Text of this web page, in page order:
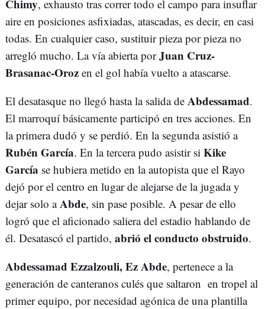
Chimy, exhausto tras correr todo el campo para insuflar
aire en posiciones asfixiadas, atascadas, es decir, en casi
todas. En cualquier caso, sustituir pieza por pieza no
arregló mucho. La vía abierta porJuan Cruz-
Brasanac-Oroz en el gol había vuelto a atascarse.
El desatasque no llegó hasta la salida de Abdessamad.
El marroquí básicamente participó en tres acciones. En
la primera dudó y se perdió. En la segunda asistió a
Rubén García. En la tercera pudo asistir si Kike
García se hubiera metido en la autopista que el Rayo
dejó por el centro en lugar de alejarse de la jugada y
dejar solo aAbde, sin pase posible. A pesar de ello
logró que el aficionado saliera del estadio hablando de
él. Desatascó el partido, abrió el conducto obstruido.
Abdessamad Ezzalzouli, Ez Abde, pertenece a la
generación de canteranos culés que saltaron en tropel al
primer equipo, por necesidad agónica de una plantilla